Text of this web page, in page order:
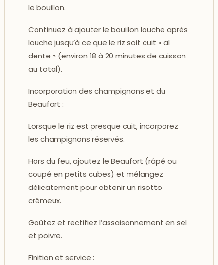
le bouillon.
Continuez à ajouter le bouillon louche après
louche jusqu’à ce que le riz soit cuit « al
dente » (environ 18 à 20 minutes de cuisson
au total).
Incorporation des champignons et du
Beaufort :
Lorsque le riz est presque cuit, incorporez
les champignons réservés.
Hors du feu, ajoutez le Beaufort (râpé ou
coupé en petits cubes) et mélangez
délicatement pour obtenir un risotto
crémeux.
Goûtez et rectifiez l’assaisonnement en sel
et poivre.
Finition et service :